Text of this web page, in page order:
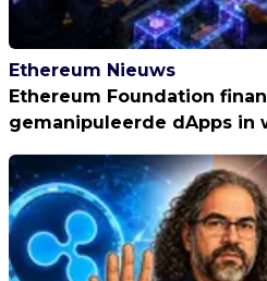
Ethereum Nieuws
Ethereum Foundation
gemanipuleerde dApps in